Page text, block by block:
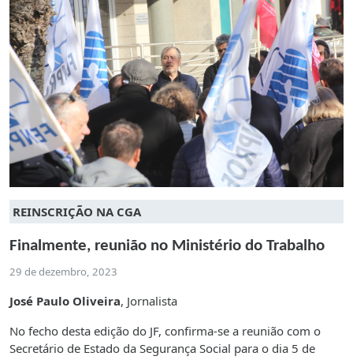
REINSCRIÇÃO NA CGA
Finalmente, reunião no Ministério do Trabalho
29 de dezembro, 2023
José Paulo Oliveira, Jornalista
No fecho desta edição do JF, confirma-se a reunião com o
Secretário de Estado da Segurança Social para o dia 5 de